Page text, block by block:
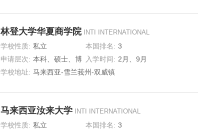
林登大学华夏商学院 INTI INTERNATIONAL
UNIVERSITY
学校性质: 私立 本国排名: 3
申请层次: 本科、硕士、博
士
入学时间: 2月、9月
学校地址: 马来西亚-雪兰莪州-双威镇
马来西亚汝来大学 INTI INTERNATIONAL
UNIVERSITY
学校性质: 私立 本国排名: 3